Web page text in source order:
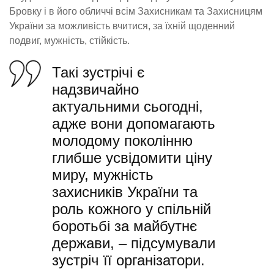
Бровку і в його обличчі всім Захисникам та Захисницям
України за можливість вчитися, за їхній щоденний
подвиг, мужність, стійкість.
Такі зустрічі є
надзвичайно
актуальними сьогодні,
адже вони допомагають
молодому поколінню
глибше усвідомити ціну
миру, мужність
захисників України та
роль кожного у спільній
боротьбі за майбутнє
держави, – підсумували
зустріч її організатори.